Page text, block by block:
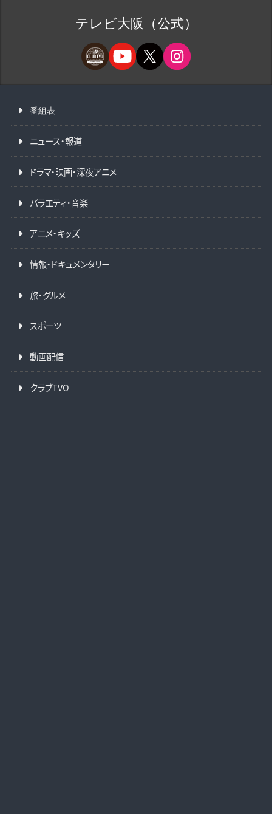
テレビ大阪（公式）
番組表
ニュース・報道
ドラマ・映画・深夜アニメ
バラエティ・音楽
アニメ・キッズ
情報・ドキュメンタリー
旅・グルメ
スポーツ
動画配信
クラブTVO